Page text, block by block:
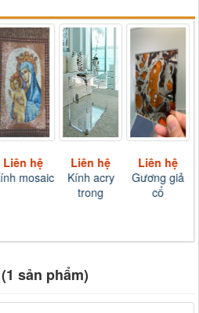
Liên hệ
mosaic
Liên hệ
Kính acry
trong
Liên hệ
Gương giả
cổ
sản phẩm)